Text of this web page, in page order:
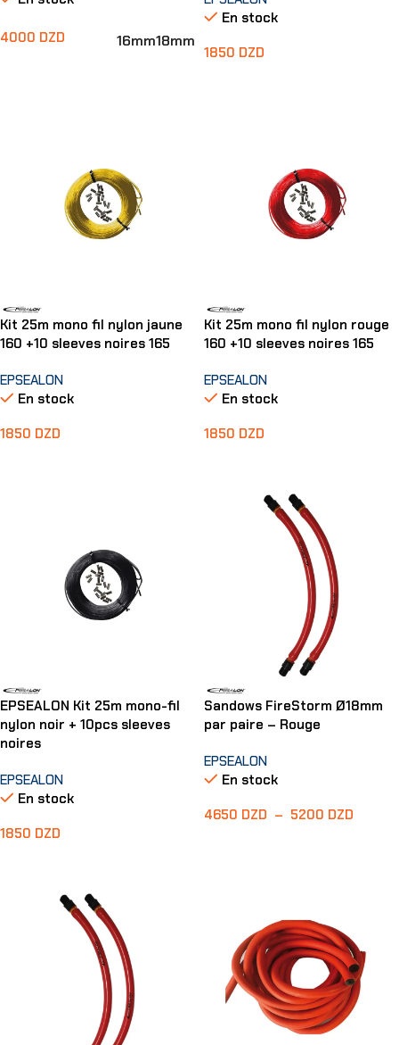
4000 DZD 16mm18mm
En stock
1850 DZD
Kit 25m mono fil nylon jaune
160 +10 sleeves noires 165
EPSEALON
En stock
1850 DZD
Kit 25m mono fil nylon rouge
160 +10 sleeves noires 165
EPSEALON
En stock
1850 DZD
EPSEALON Kit 25m mono-fil
nylon noir + 10pcs sleeves
noires
EPSEALON
En stock
1850 DZD
Sandows FireStorm Ø18mm
par paire – Rouge
EPSEALON
En stock
4650 DZD – 5200 DZD